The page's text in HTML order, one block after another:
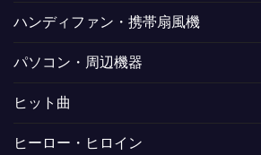
ハンディファン・携帯扇風機
パソコン・周辺機器
ヒット曲
ヒーロー・ヒロイン